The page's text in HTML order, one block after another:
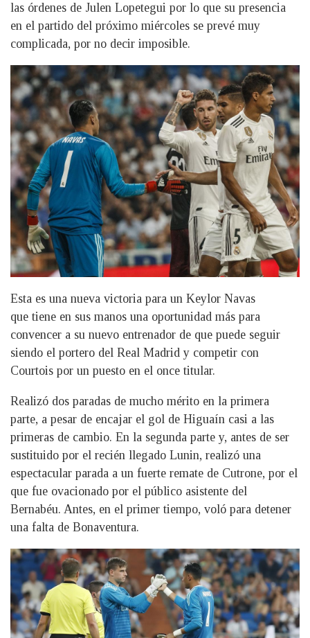
las órdenes de Julen Lopetegui por lo que su presencia
en el partido del próximo miércoles se prevé muy
complicada, por no decir imposible.
Esta es una nueva victoria para un Keylor Navas
que tiene en sus manos una oportunidad más para
convencer a su nuevo entrenador de que puede seguir
siendo el portero del Real Madrid y competir con
Courtois por un puesto en el once titular.
Realizó dos paradas de mucho mérito en la primera
parte, a pesar de encajar el gol de Higuaín casi a las
primeras de cambio. En la segunda parte y, antes de ser
sustituido por el recién llegado Lunin, realizó una
espectacular parada a un fuerte remate de Cutrone, por el
que fue ovacionado por el público asistente del
Bernabéu. Antes, en el primer tiempo, voló para detener
una falta de Bonaventura.